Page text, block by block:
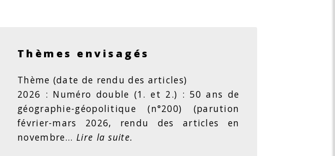
Thèmes envisagés
Thème (date de rendu des articles)
2026 : Numéro double (1. et 2.) : 50 ans de
géographie-géopolitique (n°200) (parution
février-mars 2026, rendu des articles en
novembre…Lire la suite.